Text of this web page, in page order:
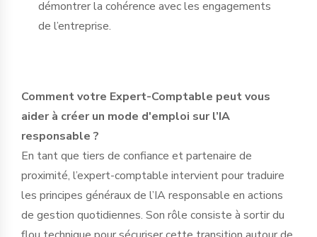
démontrer la cohérence avec les engagements
de l’entreprise.
Comment votre Expert-Comptable peut vous
aider à créer un mode d'emploi sur l’IA
responsable ?
En tant que tiers de confiance et partenaire de
proximité, l’expert-comptable intervient pour traduire
les principes généraux de l’IA responsable en actions
de gestion quotidiennes. Son rôle consiste à sortir du